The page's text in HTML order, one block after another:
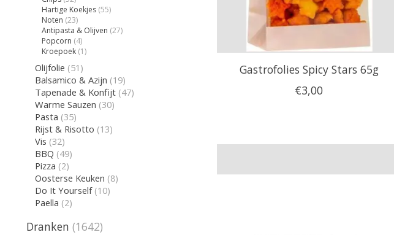
Hartige Koekjes (55)
Noten (23)
Antipasta & Olijven (27)
Popcorn (4)
Kroepoek (1)
Olijfolie (51)
Balsamico & Azijn (19)
Tapenade & Konfijt (47)
Warme Sauzen (30)
Pasta (35)
Rijst & Risotto (13)
Vis (32)
BBQ (49)
Pizza (2)
Oosterse Keuken (8)
Do It Yourself (10)
Paella (2)
Dranken (1642)
Gastrofolies Spicy Stars 65g
€3,00